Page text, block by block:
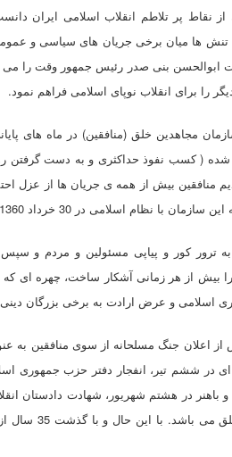
را می توان از نقاط پر تلاطم انقلاب اسلامی
ها میان برخی جریان های سیاسی و
بنی صدر رئیس جمهور وقت را می
را برای انقلاب نوپای اسلامی فراهم نمود.
مجاهدین خلق (منافقین) در ماه های
( کسب نفوذ حداکثری و به دست گرفتن
بیش از همه ی جریان ها از عزل
نظام اسلامی در 30 خرداد 1360 منجر گردید.
به ترور کور و پیاپی مسئولین و مردم و
بیش از هر زمانی آشکار ساخت، چهره ای
اسلامی و عرض ارادت به برخی بزرگان
و بلافاصله پس از اعلان جنگ مسلحانه از سوی
در ششم تیر، انفجار دفتر حزب جمهوری
در هشتم شهریور، شهادت دادستان
تروریستی